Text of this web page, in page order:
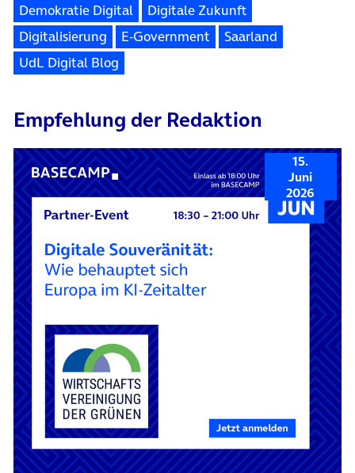
Demokratie Digital
Digitale Zukunft
Digitalisierung
E-Government
Saarland
UdL Digital Blog
Empfehlung der Redaktion
15.
Juni
2026